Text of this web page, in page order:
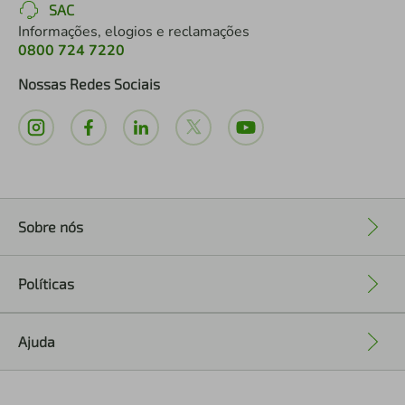
SAC
Informações, elogios e reclamações
0800 724 7220
Nossas Redes Sociais
Sobre nós
Políticas
Ajuda